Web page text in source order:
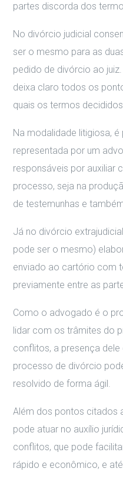
partes discorda dos
No divórcio judicial
ser o mesmo para as
pedido de divórcio ao
deixa claro todos os
quais os termos
Na modalidade litigiosa,
representada por um
responsáveis por auxiliar
processo, seja na
de testemunhas e
Já no divórcio
pode ser o mesmo)
enviado ao cartório com
previamente entre as
Como o advogado é o
lidar com os trâmites do
conflitos, a presença
processo de divórcio
resolvido de forma ágil.
Além dos pontos citados
pode atuar no auxílio
conflitos, que pode
rápido e econômico, e